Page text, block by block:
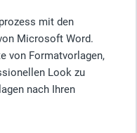
mit den
Microsoft Word.
von Formatvorlagen,
Look zu
nach Ihren